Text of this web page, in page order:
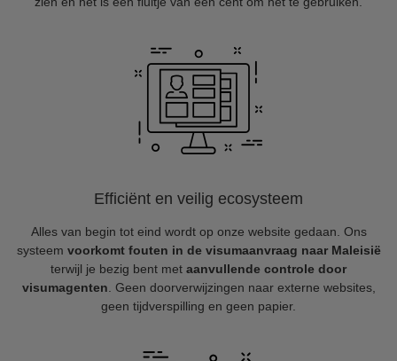
Efficiënt en veilig ecosysteem
Alles van begin tot eind wordt op onze website gedaan. Ons
systeem voorkomt fouten in de visumaanvraag naar Maleisië
terwijl je bezig bent met aanvullende controle door
visumagenten . Geen doorverwijzingen naar externe websites,
geen tijdverspilling en geen papier.